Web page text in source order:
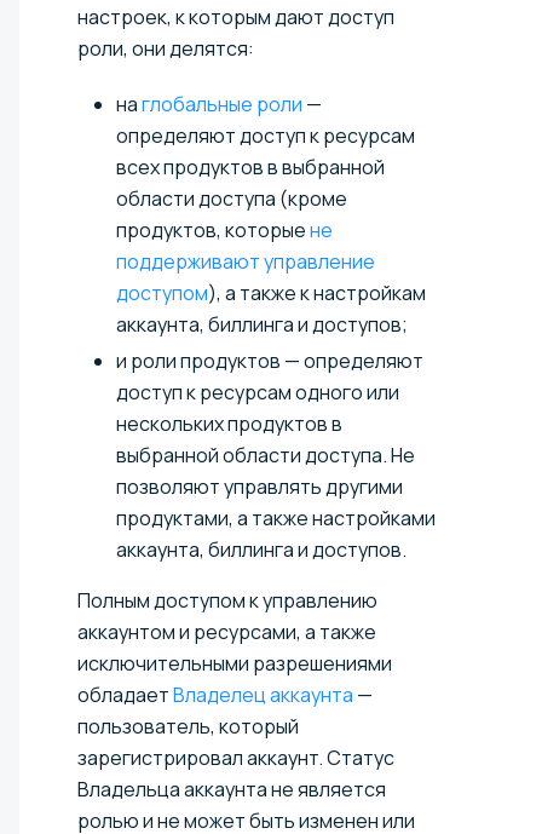
настроек, к которым дают доступ
роли, они делятся:
наглобальные роли —
определяют доступ к ресурсам
всех продуктов в выбранной
области доступа (кроме
продуктов, которыене
поддерживают управление
доступом), а также к настройкам
аккаунта, биллинга и доступов;
и роли продуктов — определяют
доступ к ресурсам одного или
нескольких продуктов в
выбранной области доступа. Не
позволяют управлять другими
продуктами, а также настройками
аккаунта, биллинга и доступов.
Полным доступом к управлению
аккаунтом и ресурсами, а также
исключительными разрешениями
обладаетВладелец аккаунта —
пользователь, который
зарегистрировал аккаунт. Статус
Владельца аккаунта не является
ролью и не может быть изменен или